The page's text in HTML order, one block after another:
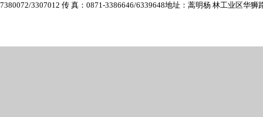
7380072/3307012 传 真：0871-3386646/6339648地址：蒿明杨 林工业区华狮